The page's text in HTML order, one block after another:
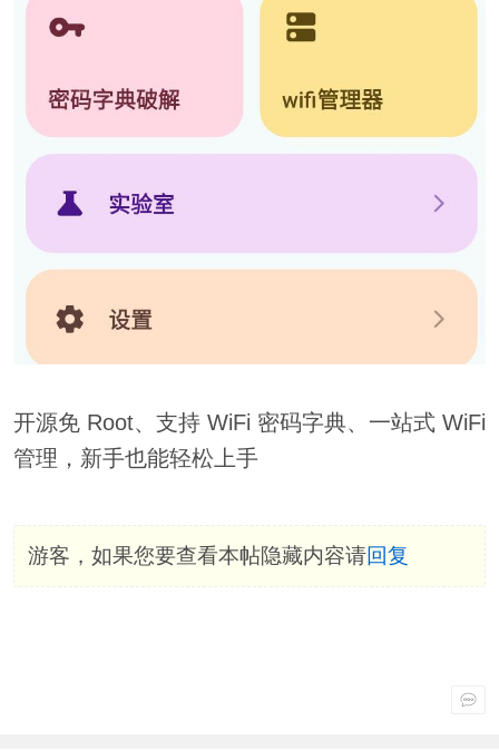
开源免 Root、支持 WiFi 密码字典、一站式 WiFi
管理，新手也能轻松上手
游客，如果您要查看本帖隐藏内容请回复